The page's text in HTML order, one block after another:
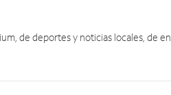
de deportes y noticias locales, de